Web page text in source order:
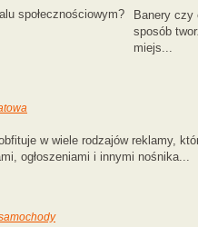
Banery czy
sposób
miejs...
w wiele rodzajów reklamy,
ogłoszeniami i innymi nośnika...